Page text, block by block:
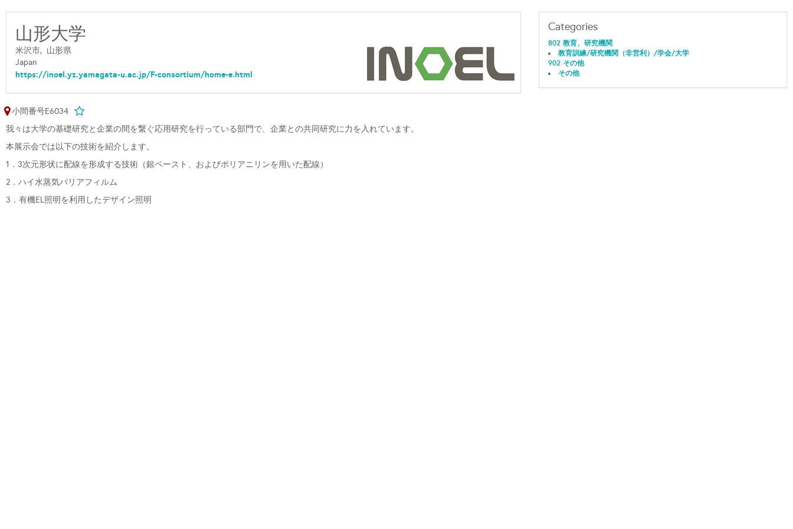
山形大学
米沢市, 山形県
Japan
https://inoel.yz.yamagata-u.ac.jp/F-consortium/home-e.html
小間番号E6034
我々は大学の基礎研究と企業の間を繋ぐ応用研究を行っている部門で、企業との共同研究に力を入れています。
本展示会では以下の技術を紹介します。
1．3次元形状に配線を形成する技術（銀ペースト、およびポリアニリンを用いた配線）
2．ハイ水蒸気バリアフィルム
3．有機EL照明を利用したデザイン照明
Categories
802 教育、研究機関
教育訓練/研究機関（非営利）/学会/大学
902 その他
その他